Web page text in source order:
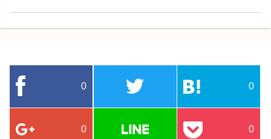
0 0
0 0